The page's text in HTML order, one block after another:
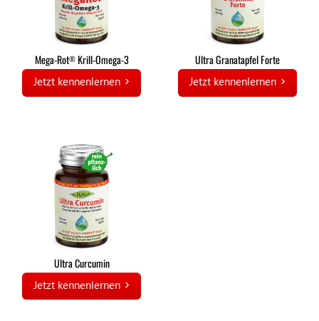
Mega-Rot®Krill-Omega-3
Jetzt kennenlernen
Ultra Granatapfel Forte
Jetzt kennenlernen
Ultra Curcumin
Jetzt kennenlernen